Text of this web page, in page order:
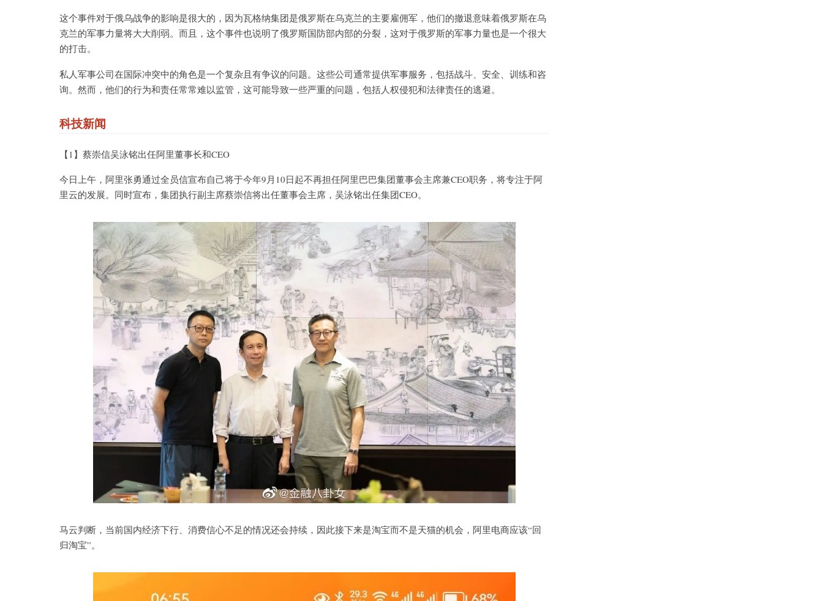
这个事件对于俄乌战争的影响是很大的，因为瓦格纳集团是俄罗斯在乌克兰的主要雇佣军，他们的撤退意味着俄罗斯在乌
克兰的军事力量将大大削弱。而且，这个事件也说明了俄罗斯国防部内部的分裂，这对于俄罗斯的军事力量也是一个很大
的打击。
私人军事公司在国际冲突中的角色是一个复杂且有争议的问题。这些公司通常提供军事服务，包括战斗、安全、训练和咨
询。然而，他们的行为和责任常常难以监管，这可能导致一些严重的问题，包括人权侵犯和法律责任的逃避。
科技新闻
【1】蔡崇信吴泳铭出任阿里董事长和CEO
今日上午，阿里张勇通过全员信宣布自己将于今年9月10日起不再担任阿里巴巴集团董事会主席兼CEO职务，将专注于阿
里云的发展。同时宣布，集团执行副主席蔡崇信将出任董事会主席，吴泳铭出任集团CEO。
马云判断，当前国内经济下行、消费信心不足的情况还会持续，因此接下来是淘宝而不是天猫的机会，阿里电商应该“回
归淘宝”。